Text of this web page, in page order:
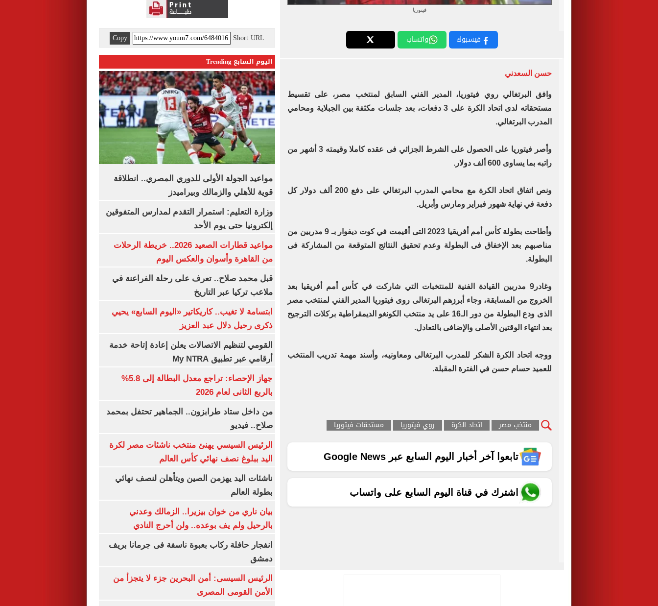
فيتوريا
فيسبوك واتساب
حسن السعدني
وافق البرتغالي روي فيتوريا، المدير الفني السابق لمنتخب مصر، على تقسيط
مستحقاته لدى اتحاد الكرة على 3 دفعات، بعد جلسات مكثفة بين الجبلاية ومحامي
المدرب البرتغالي.
وأصر فيتوريا على الحصول على الشرط الجزائي فى عقده كاملا وقيمته 3 أشهر من
راتبه بما يساوى 600 ألف دولار.
ونص اتفاق اتحاد الكرة مع محامي المدرب البرتغالي على دفع 200 ألف دولار كل
دفعة في نهاية شهور فبراير ومارس وأبريل.
وأطاحت بطولة كأس أمم أفريقيا 2023 التى أقيمت في كوت ديفوار بـ 9 مدربين من
مناصبهم بعد الإخفاق فى البطولة وعدم تحقيق النتائج المتوقعة من المشاركة فى
البطولة.
وغادر9 مدربين القيادة الفنية للمنتخبات التي شاركت في كأس أمم أفريقيا بعد
الخروج من المسابقة، وجاء أبرزهم البرتغالى روى فيتوريا المدير الفني لمنتخب مصر
الذى ودع البطولة من دور الـ16 على يد منتخب الكونغو الديمقراطية بركلات الترجيح
بعد انتهاء الوقتين الأصلى والإضافى بالتعادل.
ووجه اتحاد الكرة الشكر للمدرب البرتغالى ومعاونيه، وأسند مهمة تدريب المنتخب
للعميد حسام حسن في الفترة المقبلة.
منتخب مصر اتحاد الكرة روي فيتوريا مستحقات فيتوريا
تابعوا آخر أخبار اليوم السابع عبر Google News
اشترك في قناة اليوم السابع على واتساب
Short URL
Copy
اليوم السابع Trending
مواعيد الجولة الأولى للدوري المصري.. انطلاقة
قوية للأهلي والزمالك وبيراميدز
وزارة التعليم: استمرار التقدم لمدارس المتفوقين
إلكترونيا حتى يوم الأحد
مواعيد قطارات الصعيد 2026.. خريطة الرحلات
من القاهرة وأسوان والعكس اليوم
قبل محمد صلاح.. تعرف على رحلة الفراعنة في
ملاعب تركيا عبر التاريخ
ابتسامة لا تغيب.. كاريكاتير «اليوم السابع» يحيي
ذكرى رحيل دلال عبد العزيز
القومي لتنظيم الاتصالات يعلن إعادة إتاحة خدمة
أرقامي عبر تطبيق My NTRA
جهاز الإحصاء: تراجع معدل البطالة إلى 5.8%
بالربع الثانى لعام 2026
من داخل ستاد طرابزون.. الجماهير تحتفل بمحمد
صلاح.. فيديو
الرئيس السيسي يهنئ منتخب ناشئات مصر لكرة
اليد ببلوغ نصف نهائي كأس العالم
ناشئات اليد يهزمن الصين ويتأهلن لنصف نهائي
بطولة العالم
بيان ناري من خوان بيزيرا.. الزمالك وعدني
بالرحيل ولم يف بوعده.. ولن أحرج النادي
انفجار حافلة ركاب بعبوة ناسفة فى جرمانا بريف
دمشق
الرئيس السيسى: أمن البحرين جزء لا يتجزأ من
الأمن القومى المصرى